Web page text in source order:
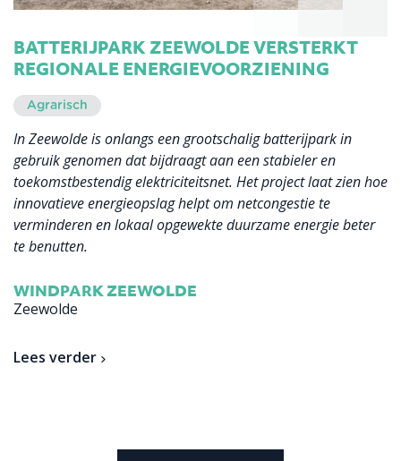
BATTERIJPARK ZEEWOLDE VERSTERKT
REGIONALE ENERGIEVOORZIENING
Agrarisch
In Zeewolde is onlangs een grootschalig batterijpark in
gebruik genomen dat bijdraagt aan een stabieler en
toekomstbestendig elektriciteitsnet. Het project laat zien hoe
innovatieve energieopslag helpt om netcongestie te
verminderen en lokaal opgewekte duurzame energie beter
te benutten.
WINDPARK ZEEWOLDE
Zeewolde
Lees verder